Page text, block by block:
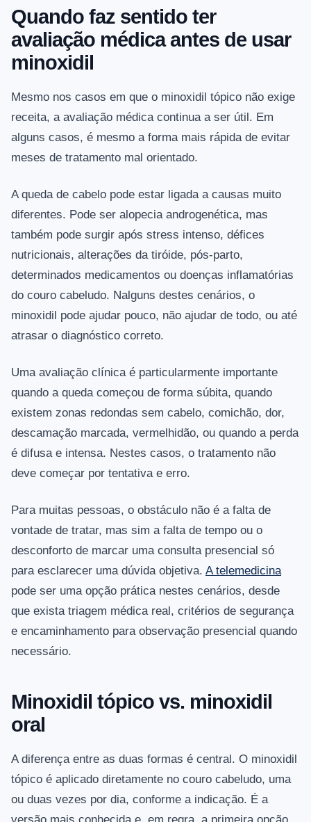
Quando faz sentido ter
avaliação médica antes de usar
minoxidil
Mesmo nos casos em que o minoxidil tópico não exige
receita, a avaliação médica continua a ser útil. Em
alguns casos, é mesmo a forma mais rápida de evitar
meses de tratamento mal orientado.
A queda de cabelo pode estar ligada a causas muito
diferentes. Pode ser alopecia androgenética, mas
também pode surgir após stress intenso, défices
nutricionais, alterações da tiróide, pós-parto,
determinados medicamentos ou doenças inflamatórias
do couro cabeludo. Nalguns destes cenários, o
minoxidil pode ajudar pouco, não ajudar de todo, ou até
atrasar o diagnóstico correto.
Uma avaliação clínica é particularmente importante
quando a queda começou de forma súbita, quando
existem zonas redondas sem cabelo, comichão, dor,
descamação marcada, vermelhidão, ou quando a perda
é difusa e intensa. Nestes casos, o tratamento não
deve começar por tentativa e erro.
Para muitas pessoas, o obstáculo não é a falta de
vontade de tratar, mas sim a falta de tempo ou o
desconforto de marcar uma consulta presencial só
para esclarecer uma dúvida objetiva. A telemedicina
pode ser uma opção prática nestes cenários, desde
que exista triagem médica real, critérios de segurança
e encaminhamento para observação presencial quando
necessário.
Minoxidil tópico vs. minoxidil
oral
A diferença entre as duas formas é central. O minoxidil
tópico é aplicado diretamente no couro cabeludo, uma
ou duas vezes por dia, conforme a indicação. É a